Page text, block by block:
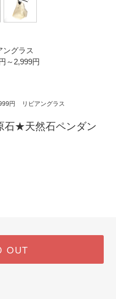
ングラス
～2,999円
円 リビアングラス
石★天然石ペンダン
OUT